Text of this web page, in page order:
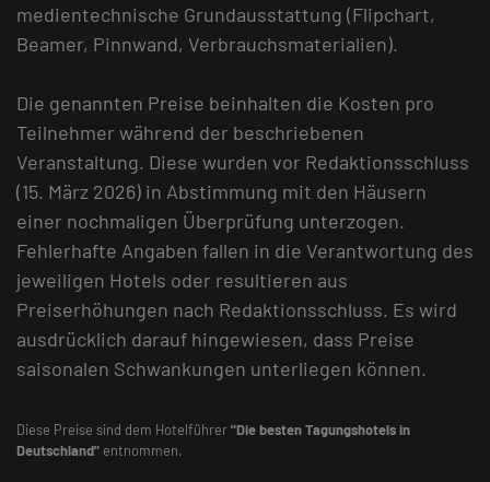
medientechnische Grundausstattung (Flipchart,
Beamer, Pinnwand, Verbrauchsmaterialien).
Die genannten Preise beinhalten die Kosten pro
Teilnehmer während der beschriebenen
Veranstaltung. Diese wurden vor Redaktionsschluss
(15. März 2026) in Abstimmung mit den Häusern
einer nochmaligen Überprüfung unterzogen.
Fehlerhafte Angaben fallen in die Verantwortung des
jeweiligen Hotels oder resultieren aus
Preiserhöhungen nach Redaktionsschluss. Es wird
ausdrücklich darauf hingewiesen, dass Preise
saisonalen Schwankungen unterliegen können.
Diese Preise sind dem Hotelführer"Die besten Tagungshotels in
Deutschland" entnommen.